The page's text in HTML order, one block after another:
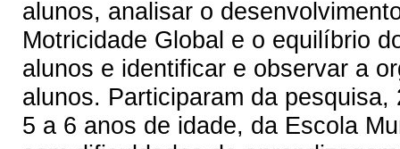
alunos, analisar o
Motricidade Global e o equilíbrio
alunos e identificar e observar a
alunos. Participaram da
5 a 6 anos de idade, da Escola